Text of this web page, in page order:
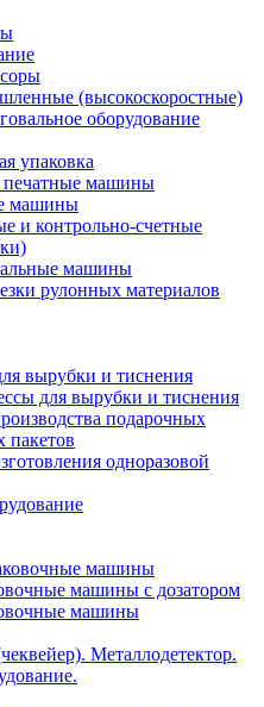
(высокоскоростные)
оборудование
упаковка
печатные машины
машины
и контрольно-счетные
машины
рулонных материалов
вырубки и тиснения
для вырубки и тиснения
подарочных
пакетов
одноразовой
машины
машины с дозатором
машины
Металлодетектор.